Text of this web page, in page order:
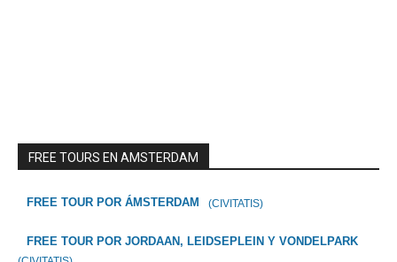
FREE TOURS EN AMSTERDAM
FREE TOUR POR ÁMSTERDAM (CIVITATIS)
FREE TOUR POR JORDAAN, LEIDSEPLEIN Y VONDELPARK